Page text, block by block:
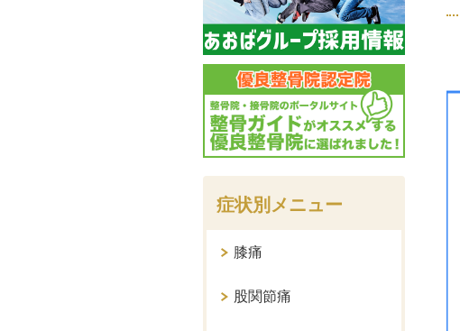
症状別メニュー
膝痛
股関節痛